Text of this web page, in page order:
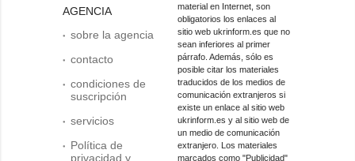
AGENCIA
sobre la agencia
contacto
condiciones de
suscripción
servicios
Política de
privacidad y
material en Internet, son
obligatorios los enlaces al
sitio web ukrinform.es que no
sean inferiores al primer
párrafo. Además, sólo es
posible citar los materiales
traducidos de los medios de
comunicación extranjeros si
existe un enlace al sitio web
ukrinform.es y al sitio web de
un medio de comunicación
extranjero. Los materiales
marcados como "Publicidad"